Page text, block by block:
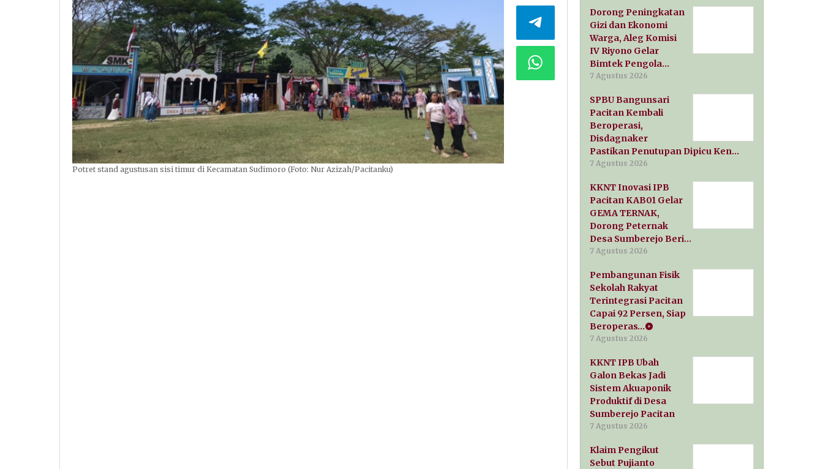
Potret stand agustusan sisi timur di Kecamatan Sudimoro (Foto: Nur Azizah/Pacitanku)
Dorong Peningkatan
Gizi dan Ekonomi
Warga, Aleg Komisi
IV Riyono Gelar
Bimtek Pengola…
7 Agustus 2026
SPBU Bangunsari
Pacitan Kembali
Beroperasi,
Disdagnaker
Pastikan Penutupan Dipicu Ken…
7 Agustus 2026
KKNT Inovasi IPB
Pacitan KAB01 Gelar
GEMA TERNAK,
Dorong Peternak
Desa Sumberejo Beri…
7 Agustus 2026
Pembangunan Fisik
Sekolah Rakyat
Terintegrasi Pacitan
Capai 92 Persen, Siap
Beroperas…
7 Agustus 2026
KKNT IPB Ubah
Galon Bekas Jadi
Sistem Akuaponik
Produktif di Desa
Sumberejo Pacitan
7 Agustus 2026
Klaim Pengikut
Sebut Pujianto